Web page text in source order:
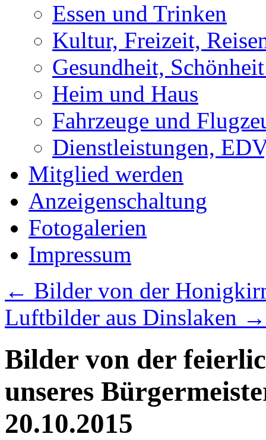
Essen und Trinken
Kultur, Freizeit,
Gesundheit,
Heim und Haus
Fahrzeuge und
Dienstleistungen,
Mitglied werden
Anzeigenschaltung
Fotogalerien
Impressum
← Bilder von der
Luftbilder aus Dinslaken →
Bilder von der
unseres
20.10.2015